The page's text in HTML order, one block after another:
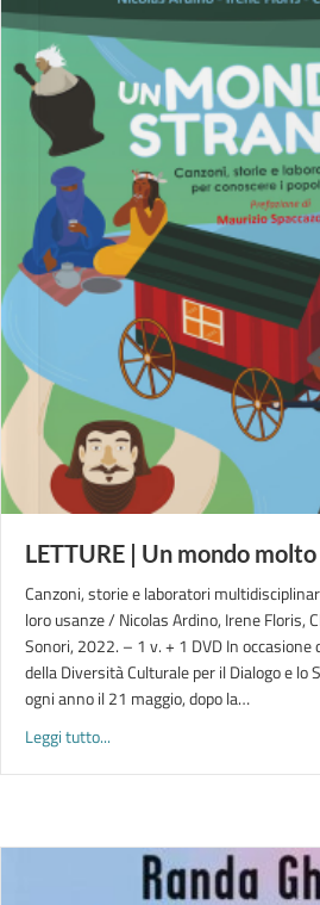
LETTURE | Un mondo
Canzoni, storie e laboratori
loro usanze / Nicolas Ardino, Irene Floris,
Sonori, 2022. – 1 v. + 1 DVD In
della Diversità Culturale per il Dialogo e lo
ogni anno il 21 maggio, dopo la…
Leggi tutto...